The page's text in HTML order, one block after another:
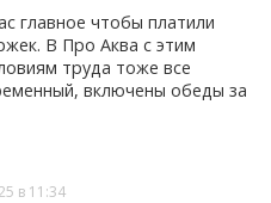
главное чтобы платили
В Про Аква с этим
труда тоже все
включены обеды за
в 11:34